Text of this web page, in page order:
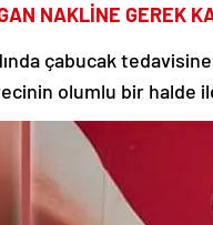
NAKLİNE GEREK
çabucak
olumlu bir halde